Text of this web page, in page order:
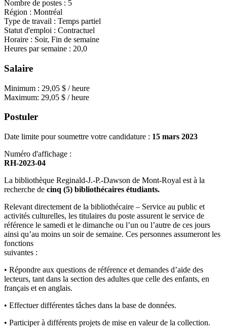
Nombre de postes : 5
Région : Montréal
Type de travail : Temps partiel
Statut d'emploi : Contractuel
Horaire : Soir, Fin de semaine
Heures par semaine : 20,0
Salaire
Minimum : 29,05 $ / heure
Maximum: 29,05 $ / heure
Postuler
Date limite pour soumettre votre candidature : 15 mars 2023
Numéro d'affichage :
RH-2023-04
La bibliothèque Reginald-J.-P.-Dawson de Mont-Royal est à la
recherche de cinq (5) bibliothécaires étudiants.
Relevant directement de la bibliothécaire – Service au public et
activités culturelles, les titulaires du poste assurent le service de
référence le samedi et le dimanche ou l’un ou l’autre de ces jours
ainsi qu’au moins un soir de semaine. Ces personnes assumeront les
fonctions
suivantes :
• Répondre aux questions de référence et demandes d’aide des
lecteurs, tant dans la section des adultes que celle des enfants, en
français et en anglais.
• Effectuer différentes tâches dans la base de données.
• Participer à différents projets de mise en valeur de la collection.